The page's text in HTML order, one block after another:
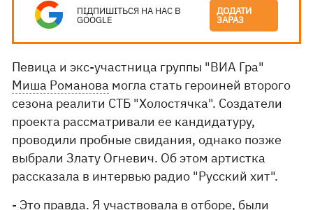
ПІДПИШІТЬСЯ НА НАС В
GOOGLE
ДОДАТИ
ЗАРАЗ
Певица и экс-участница группы "ВИА Гра"
Миша Романова могла стать героиней второго
сезона реалити СТБ "Холостячка". Создатели
проекта рассматривали ее кандидатуру,
проводили пробные свидания, однако позже
выбрали Злату Огневич. Об этом артистка
рассказала в интервью радио "Русский хит".
- Это правда. Я участвовала в отборе, были